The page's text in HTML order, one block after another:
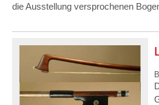
die Ausstellung versprochenen